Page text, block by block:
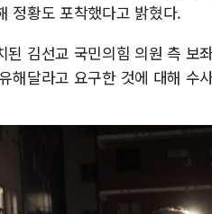
정황도 포착했다고 밝혔다.
된 김선교 국민의힘 의원 측 보
해달라고 요구한 것에 대해 수